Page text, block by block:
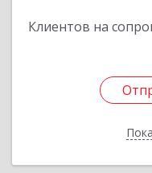
Клиентов на